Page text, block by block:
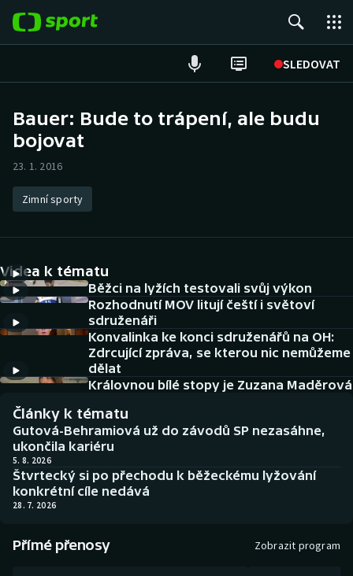
SLEDOVAT
Hokej
Atletika
DALŠÍ SPORTY
Americký fotbal
Baseball a softbal
Biatlon
Boby a skeleton
Curling
NEPŘEHLÉDNĚTE
Aplikace ČT sport
AZ kvíz
Bauer: Bude to trápení, ale budu
bojovat
23. 1. 2016
Zimní sporty
Videa k tématu
Běžci na lyžích testovali svůj výkon
Rozhodnutí MOV litují čeští i světoví
sdruženáři
Konvalinka ke konci sdruženářů na OH:
Zdrcující zpráva, se kterou nic nemůžeme
dělat
Královnou bílé stopy je Zuzana Maděrová
Články k tématu
Gutová-Behramiová už do závodů SP nezasáhne,
ukončila kariéru
5. 8. 2026
Štvrtecký si po přechodu k běžeckému lyžování
konkrétní cíle nedává
28. 7. 2026
Přímé přenosy Zobrazit program